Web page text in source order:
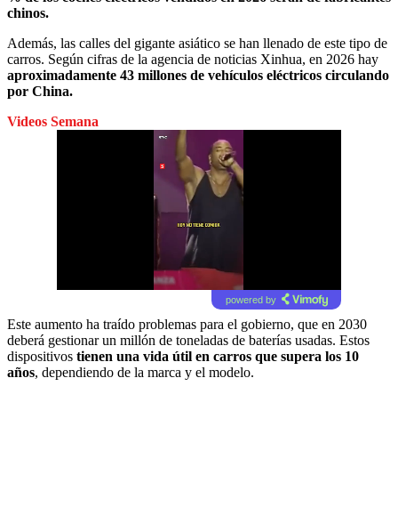
chinos.
Además, las calles del gigante asiático se han llenado de este tipo de
carros. Según cifras de la agencia de noticias Xinhua, en 2026 hay
aproximadamente 43 millones de vehículos eléctricos circulando
por China.
Videos Semana
powered by
Este aumento ha traído problemas para el gobierno, que en 2030
deberá gestionar un millón de toneladas de baterías usadas. Estos
dispositivos tienen una vida útil en carros que supera los 10
años, dependiendo de la marca y el modelo.